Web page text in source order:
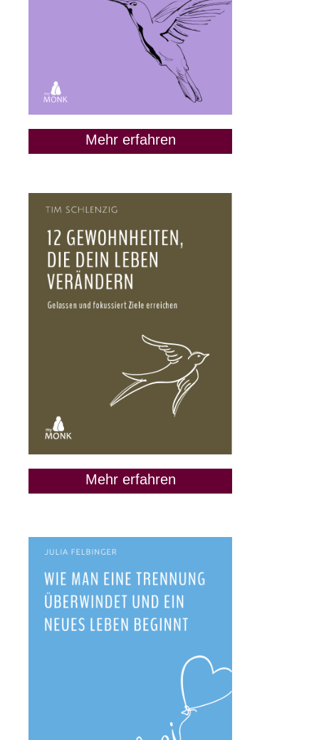
Mehr erfahren
Mehr erfahren